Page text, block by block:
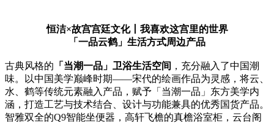
恒洁×故宫宫廷文化丨我喜欢这宫里的世界
「一品云鹤」生活方式周边产品
古典风格的 「当潮一品」卫浴生活空间 ，充分融入了中国潮
味。以中国美学巅峰时期——宋代的绘画作品为灵感，将云、
水、鹤等传统元素融入产品，赋予「当潮一品」东方美学内
涵，打造工艺与技术结合、设计与功能兼具的优秀国货产品。
智雅双全的Q9智能坐便器，高轩飞檐的真檐浴室柜，云台阁